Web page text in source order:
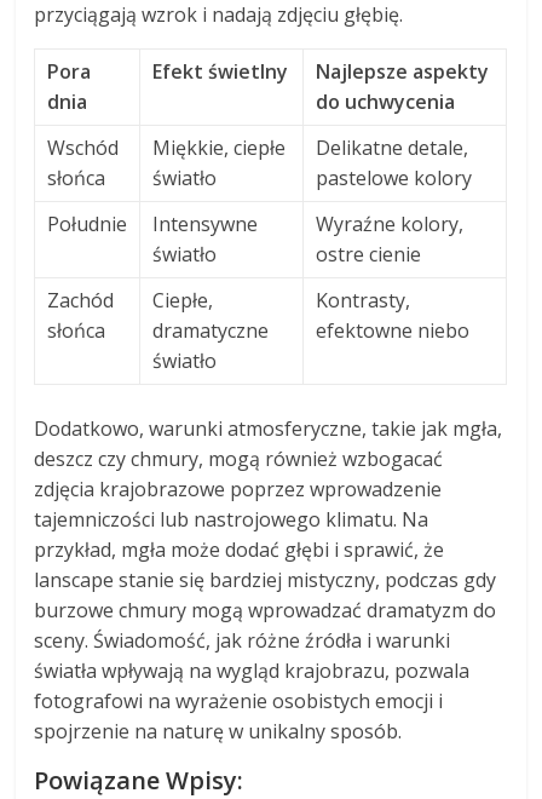
przyciągają wzrok i nadają zdjęciu głębię.
Pora
dnia
Efekt świetlny
Najlepsze aspekty
do uchwycenia
Wschód
słońca
Miękkie, ciepłe
światło
Delikatne detale,
pastelowe kolory
Południe
Intensywne
światło
Wyraźne kolory,
ostre cienie
Zachód
słońca
Ciepłe,
dramatyczne
światło
Kontrasty,
efektowne niebo
Dodatkowo, warunki atmosferyczne, takie jak mgła,
deszcz czy chmury, mogą również wzbogacać
zdjęcia krajobrazowe poprzez wprowadzenie
tajemniczości lub nastrojowego klimatu. Na
przykład, mgła może dodać głębi i sprawić, że
lanscape stanie się bardziej mistyczny, podczas gdy
burzowe chmury mogą wprowadzać dramatyzm do
sceny. Świadomość, jak różne źródła i warunki
światła wpływają na wygląd krajobrazu, pozwala
fotografowi na wyrażenie osobistych emocji i
spojrzenie na naturę w unikalny sposób.
Powiązane Wpisy: